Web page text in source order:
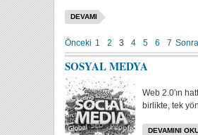
DEVAMI
Önceki 1 2 3 4 5 6 7
SOSYAL MEDYA
Web 2.0'ın
birlikte, tek
DEVAMINI